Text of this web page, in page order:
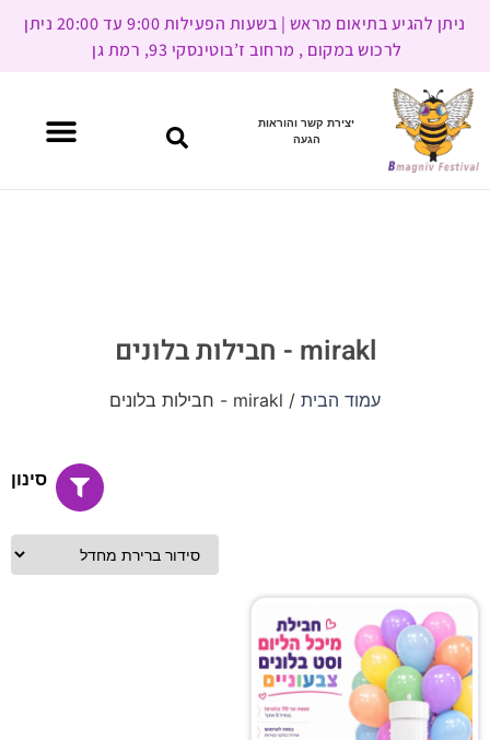
ניתן להגיע בתיאום מראש | בשעות הפעילות 9:00 עד 20:00 ניתן
לרכוש במקום , מרחוב ז’בוטינסקי 93, רמת גן
יצירת קשר והוראות
הגעה
mirakl - חבילות בלונים
עמוד הבית / mirakl - חבילות בלונים
סינון